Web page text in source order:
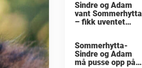
Sindre og Adam
vant Sommerhytta
– fikk uventet
Sommerhytta-
Sindre og Adam
må pusse opp på